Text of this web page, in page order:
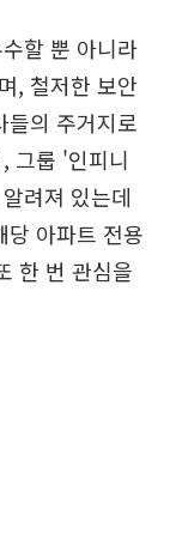
할 뿐 아니라
, 철저한 보안
들의 주거지로
그룹 '인피니
려져 있는데
당 아파트 전용
한 번 관심을